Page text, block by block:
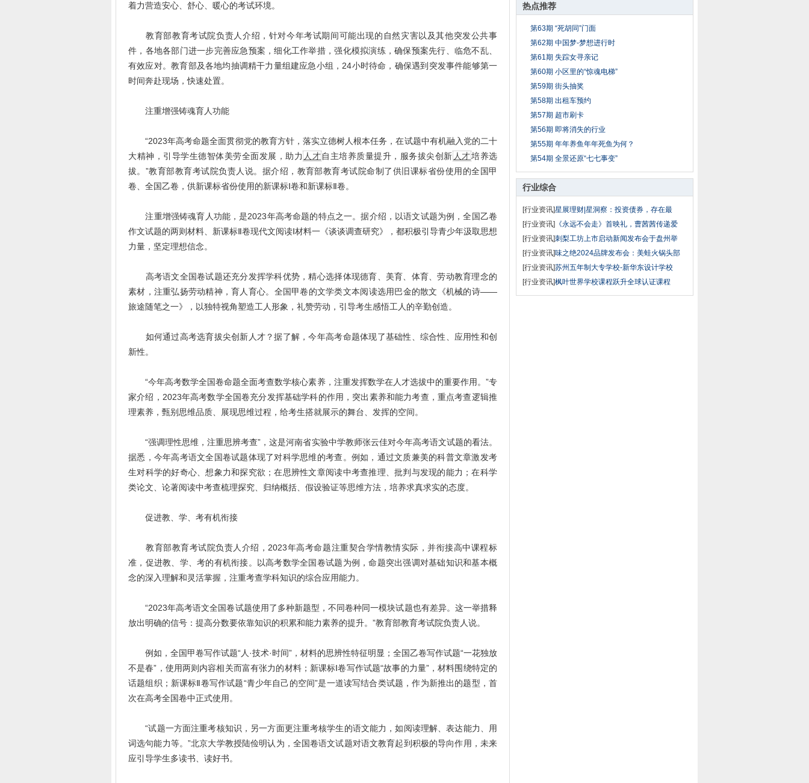
热点推荐
第63期 “死胡同”门面
第62期 中国梦-梦想进行时
第61期 失踪女寻亲记
第60期 小区里的“惊魂电梯”
第59期 街头抽奖
第58期 出租车预约
第57期 超市刷卡
第56期 即将消失的行业
第55期 年年养鱼年年死鱼为何？
第54期 全景还原“七七事变”
行业综合
[行业资讯]星展理财|星洞察：投资债券，存在最
[行业资讯] 《永远不会走》首映礼，曹茜茜传递爱
[行业资讯]刺梨工坊上市启动新闻发布会于盘州举
[行业资讯]味之绝2024品牌发布会：美蛙火锅头部
[行业资讯]苏州五年制大专学校-新华东设计学校
[行业资讯]枫叶世界学校课程跃升全球认证课程
着力营造安心、舒心、暖心的考试环境。
教育部教育考试院负责人介绍，针对今年考试期间可能出现的自然灾害以及其他突发公共事
件，各地各部门进一步完善应急预案，细化工作举措，强化模拟演练，确保预案先行、临危不乱、
有效应对。教育部及各地均抽调精干力量组建应急小组，24小时待命，确保遇到突发事件能够第一
时间奔赴现场，快速处置。
注重增强铸魂育人功能
“2023年高考命题全面贯彻党的教育方针，落实立德树人根本任务，在试题中有机融入党的二十
大精神，引导学生德智体美劳全面发展，助力 人才自主培养质量提升，服务拔尖创新人才培养选
拔。”教育部教育考试院负责人说。据介绍，教育部教育考试院命制了供旧课标省份使用的全国甲
卷、全国乙卷，供新课标省份使用的新课标Ⅰ卷和新课标Ⅱ卷。
注重增强铸魂育人功能，是2023年高考命题的特点之一。据介绍，以语文试题为例，全国乙卷
作文试题的两则材料、新课标Ⅱ卷现代文阅读Ⅰ材料一《谈谈调查研究》，都积极引导青少年汲取思想
力量，坚定理想信念。
高考语文全国卷试题还充分发挥学科优势，精心选择体现德育、美育、体育、劳动教育理念的
素材，注重弘扬劳动精神，育人育心。全国甲卷的文学类文本阅读选用巴金的散文《机械的诗——
旅途随笔之一》，以独特视角塑造工人形象，礼赞劳动，引导考生感悟工人的辛勤创造。
如何通过高考选育拔尖创新人才？据了解，今年高考命题体现了基础性、综合性、应用性和创
新性。
“今年高考数学全国卷命题全面考查数学核心素养，注重发挥数学在人才选拔中的重要作用。”专
家介绍，2023年高考数学全国卷充分发挥基础学科的作用，突出素养和能力考查，重点考查逻辑推
理素养，甄别思维品质、展现思维过程，给考生搭就展示的舞台、发挥的空间。
“强调理性思维，注重思辨考查”，这是河南省实验中学教师张云佳对今年高考语文试题的看法。
据悉，今年高考语文全国卷试题体现了对科学思维的考查。例如，通过文质兼美的科普文章激发考
生对科学的好奇心、想象力和探究欲；在思辨性文章阅读中考查推理、批判与发现的能力；在科学
类论文、论著阅读中考查梳理探究、归纳概括、假设验证等思维方法，培养求真求实的态度。
促进教、学、考有机衔接
教育部教育考试院负责人介绍，2023年高考命题注重契合学情教情实际，并衔接高中课程标
准，促进教、学、考的有机衔接。以高考数学全国卷试题为例，命题突出强调对基础知识和基本概
念的深入理解和灵活掌握，注重考查学科知识的综合应用能力。
“2023年高考语文全国卷试题使用了多种新题型，不同卷种同一模块试题也有差异。这一举措释
放出明确的信号：提高分数要依靠知识的积累和能力素养的提升。”教育部教育考试院负责人说。
例如，全国甲卷写作试题“人·技术·时间”，材料的思辨性特征明显；全国乙卷写作试题“一花独放
不是春”，使用两则内容相关而富有张力的材料；新课标Ⅰ卷写作试题“故事的力量”，材料围绕特定的
话题组织；新课标Ⅱ卷写作试题“青少年自己的空间”是一道读写结合类试题，作为新推出的题型，首
次在高考全国卷中正式使用。
“试题一方面注重考核知识，另一方面更注重考核学生的语文能力，如阅读理解、表达能力、用
词选句能力等。”北京大学教授陆俭明认为，全国卷语文试题对语文教育起到积极的导向作用，未来
应引导学生多读书、读好书。